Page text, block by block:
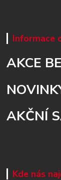
Informace
AKCE
AKČNÍ
Kde nás